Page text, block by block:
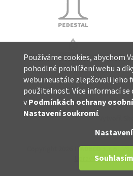
Používáme cookies, abychom
pohodlné prohlížení webu a
webu neustále zlepšovali jeho
použitelnost. Více informací se
vPodmínkách ochrany
Nastavení soukromí.
Nastavení
Souhlasím
Vytvořil
ITADECO s.r.o..
Upravit nastavení